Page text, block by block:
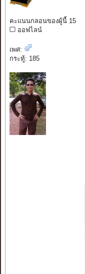
คะแนนกลอนของผู้นี้ 15
ออฟไลน์
เพศ:
กระทู้: 185